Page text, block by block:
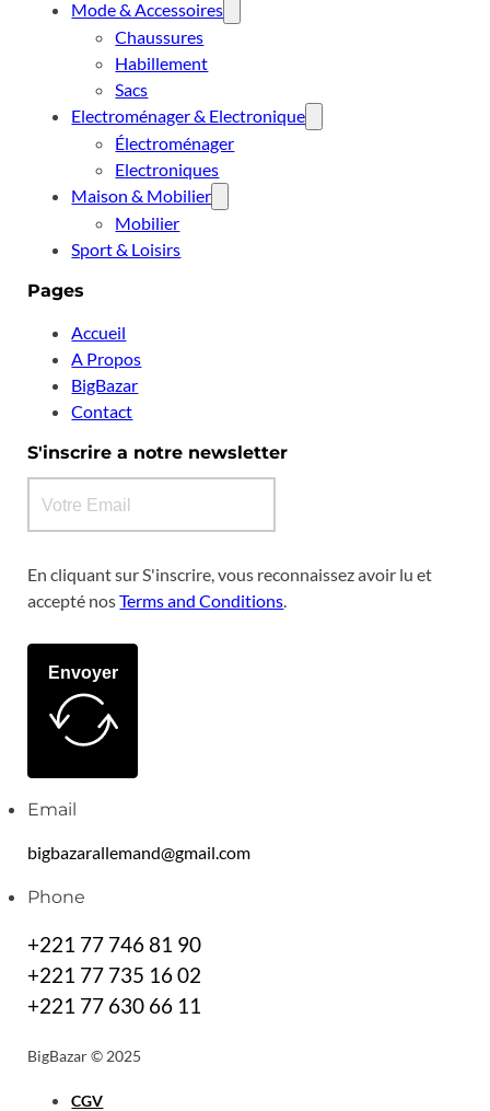
Mode & Accessoires
Chaussures
Habillement
Sacs
Electroménager & Electronique
Électroménager
Electroniques
Maison & Mobilier
Mobilier
Sport & Loisirs
Pages
Accueil
A Propos
BigBazar
Contact
S'inscrire a notre newsletter
En cliquant sur S'inscrire, vous reconnaissez avoir lu et
accepté nosTerms and Conditions
Envoyer
Email
bigbazarallemand@gmail.com
Phone
+221 77 746 81 90
+221 77 735 16 02
+221 77 630 66 11
BigBazar © 2025
CGV